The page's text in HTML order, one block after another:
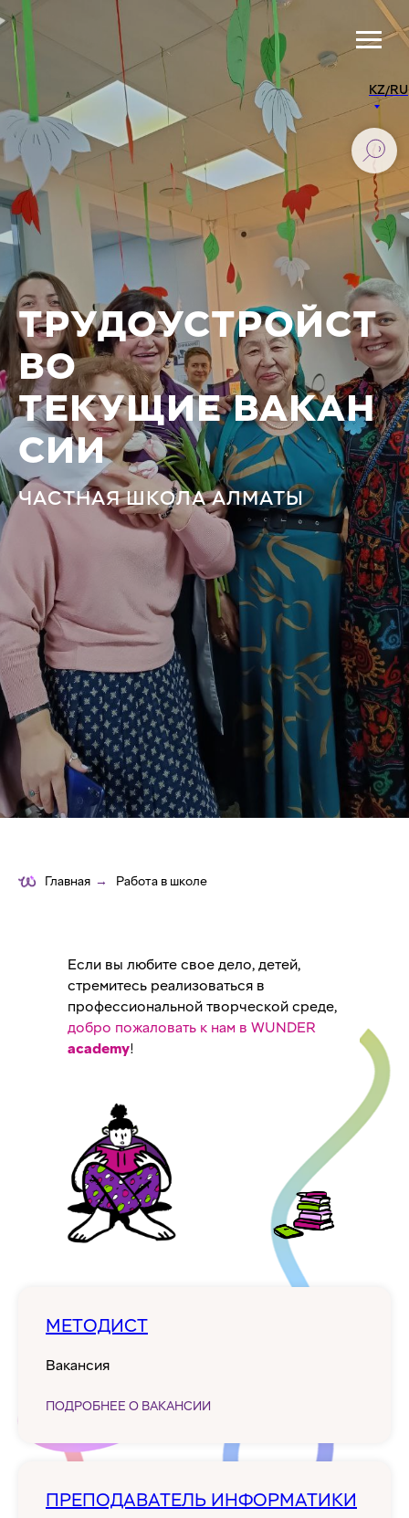
KZ/RU
ТРУДОУСТРОЙСТ
ВО
ТЕКУЩИЕ ВАКАН
СИИ
ЧАСТНАЯ ШКОЛА АЛМАТЫ
Главная → Работа в школе
Если вы любите свое дело, детей,
стремитесь реализоваться в
профессиональной творческой среде,
добро пожаловать к нам в WUNDER
academy!
МЕТОДИСТ
Вакансия
ПОДРОБНЕЕ О ВАКАНСИИ
ПРЕПОДАВАТЕЛЬ ИНФОРМАТИКИ